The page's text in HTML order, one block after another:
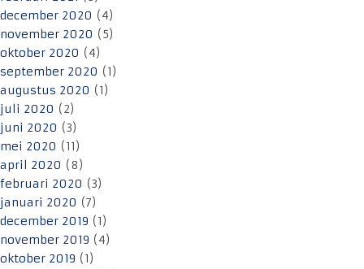
december 2020 (4)
november 2020 (5)
oktober 2020 (4)
september 2020 (1)
augustus 2020 (1)
juli 2020 (2)
juni 2020 (3)
mei 2020 (11)
april 2020 (8)
februari 2020 (3)
januari 2020 (7)
december 2019 (1)
november 2019 (4)
oktober 2019 (1)